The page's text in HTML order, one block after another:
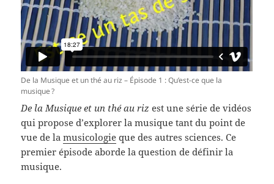
De la Musique et un thé au riz – Épisode 1 : Qu’est-ce que la
musique ?
De la Musique et un thé au riz est une série de vidéos
qui propose d’explorer la musique tant du point de
vue de lamusicologie que des autres sciences. Ce
premier épisode aborde la question de définir la
musique.